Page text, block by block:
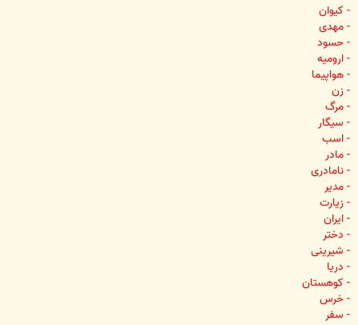
- کیوان
- مهدی
- حسود
- ارومیه
- هواپیما
- زن
- مرگ
- سیگار
- اسب
- مادر
- نامادری
- مدیر
- زیارت
- ایران
- دختر
- شیرینی
- دریا
- کوهستان
- خرس
- سفر